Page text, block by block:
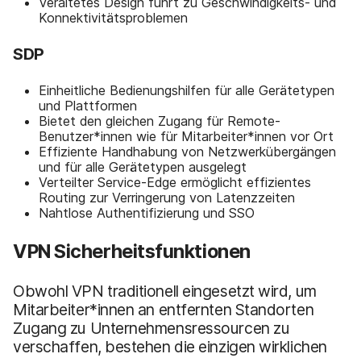
Konnektivitätsproblemen
SDP
Einheitliche Bedienungshilfen für alle Gerätetypen
und Plattformen
Bietet den gleichen Zugang für Remote-
Benutzer*innen wie für Mitarbeiter*innen vor Ort
Effiziente Handhabung von Netzwerkübergängen
und für alle Gerätetypen ausgelegt
Verteilter Service-Edge ermöglicht effizientes
Routing zur Verringerung von Latenzzeiten
Nahtlose Authentifizierung und SSO
VPN Sicherheitsfunktionen
Obwohl VPN traditionell eingesetzt wird, um
Mitarbeiter*innen an entfernten Standorten
Zugang zu Unternehmensressourcen zu
verschaffen, bestehen die einzigen wirklichen